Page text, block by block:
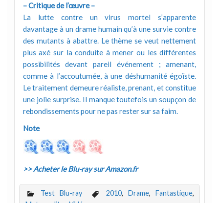
– Critique de l’œuvre –
La lutte contre un virus mortel s’apparente
davantage à un drame humain qu’à une survie contre
des mutants à abattre. Le thème se veut nettement
plus axé sur la conduite à mener ou les différentes
possibilités devant pareil événement ; amenant,
comme à l’accoutumée, à une déshumanité égoïste.
Le traitement demeure réaliste, prenant, et constitue
une jolie surprise. Il manque toutefois un soupçon de
rebondissements pour ne pas rester sur sa faim.
Note
>> Acheter le Blu-ray sur Amazon.fr
Test Blu-ray 2010, Drame, Fantastique,